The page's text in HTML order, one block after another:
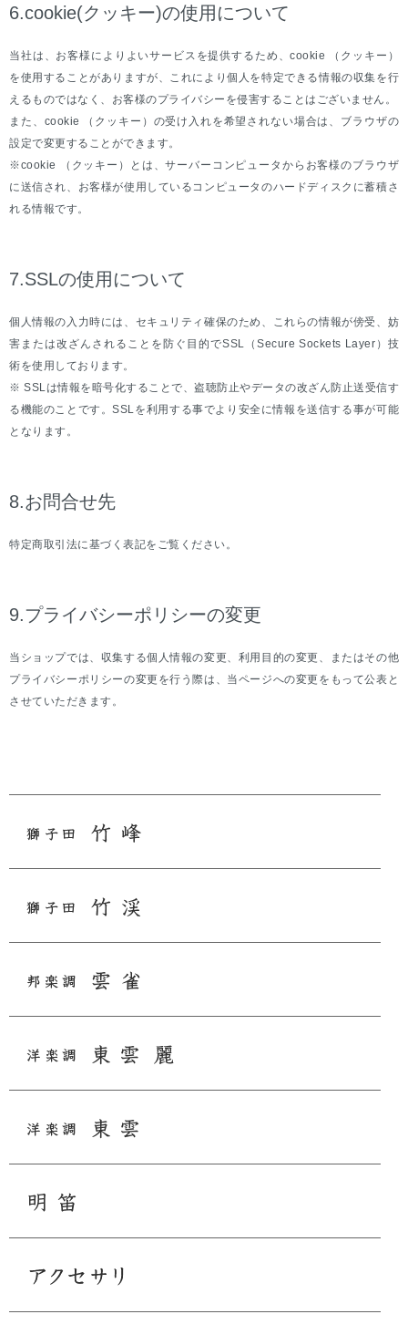
6.cookie(クッキー)の使用について
当社は、お客様によりよいサービスを提供するため、cookie （クッキー）
を使用することがありますが、これにより個人を特定できる情報の収集を行
えるものではなく、お客様のプライバシーを侵害することはございません。
また、cookie （クッキー）の受け入れを希望されない場合は、ブラウザの
設定で変更することができます。
※cookie （クッキー）とは、サーバーコンピュータからお客様のブラウザ
に送信され、お客様が使用しているコンピュータのハードディスクに蓄積さ
れる情報です。
7.SSLの使用について
個人情報の入力時には、セキュリティ確保のため、これらの情報が傍受、妨
害または改ざんされることを防ぐ目的でSSL（Secure Sockets Layer）技
術を使用しております。
※ SSLは情報を暗号化することで、盗聴防止やデータの改ざん防止送受信す
る機能のことです。SSLを利用する事でより安全に情報を送信する事が可能
となります。
8.お問合せ先
特定商取引法に基づく表記をご覧ください。
9.プライバシーポリシーの変更
当ショップでは、収集する個人情報の変更、利用目的の変更、またはその他
プライバシーポリシーの変更を行う際は、当ページへの変更をもって公表と
させていただきます。